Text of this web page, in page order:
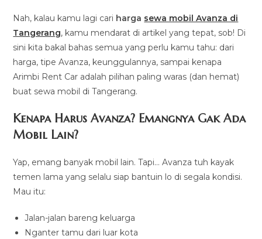
Nah, kalau kamu lagi cari harga sewa mobil Avanza di
Tangerang, kamu mendarat di artikel yang tepat, sob! Di
sini kita bakal bahas semua yang perlu kamu tahu: dari
harga, tipe Avanza, keunggulannya, sampai kenapa
Arimbi Rent Car adalah pilihan paling waras (dan hemat)
buat sewa mobil di Tangerang.
Kenapa Harus Avanza? Emangnya Gak Ada
Mobil Lain?
Yap, emang banyak mobil lain. Tapi… Avanza tuh kayak
temen lama yang selalu siap bantuin lo di segala kondisi.
Mau itu:
Jalan-jalan bareng keluarga
Nganter tamu dari luar kota